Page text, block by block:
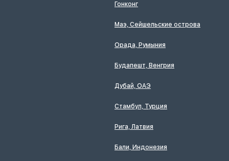
Гонконг
Маэ, Сейшельские острова
Орада, Румыния
Будапешт, Венгрия
Дубай, ОАЭ
Стамбул, Турция
Рига, Латвия
Бали, Индонезия